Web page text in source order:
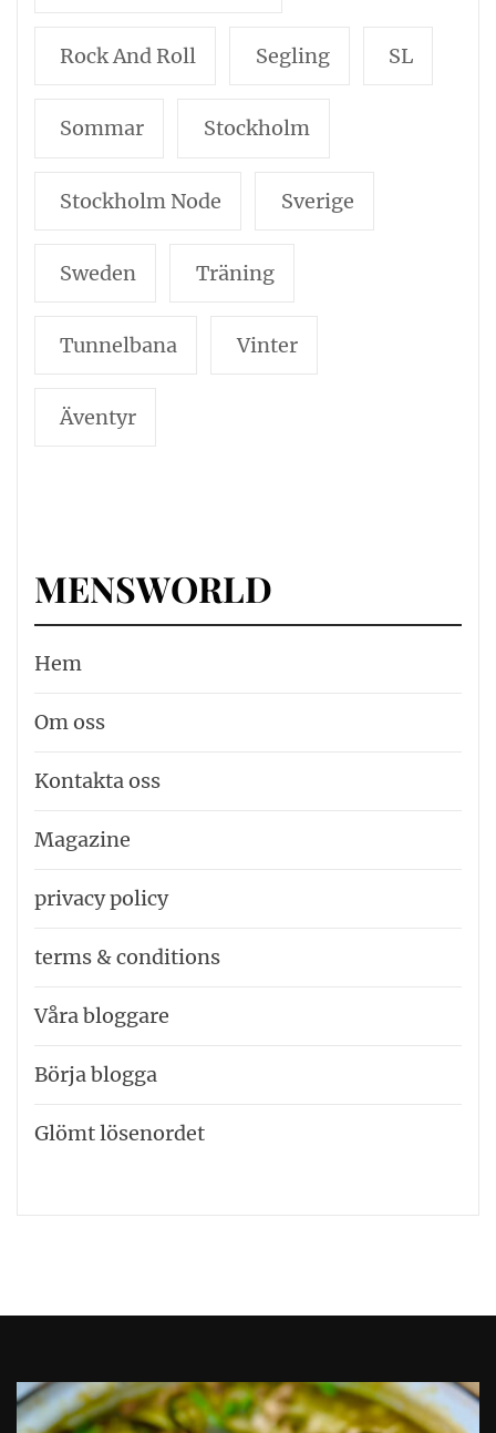
Rock And Roll Segling SL
Sommar Stockholm
Stockholm Node Sverige
Sweden Träning
Tunnelbana Vinter
Äventyr
MENSWORLD
Hem
Om oss
Kontakta oss
Magazine
privacy policy
terms & conditions
Våra bloggare
Börja blogga
Glömt lösenordet